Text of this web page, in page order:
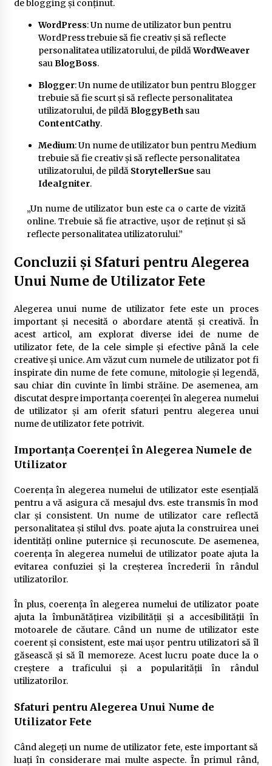
de blogging și conținut.
WordPress: Un nume de utilizator bun pentru
WordPress trebuie să fie creativ și să reflecte
personalitatea utilizatorului, de pildăWordWeaver
sauBlogBoss.
Blogger: Un nume de utilizator bun pentru Blogger
trebuie să fie scurt și să reflecte personalitatea
utilizatorului, de pildăBloggyBethsau
ContentCathy.
Medium: Un nume de utilizator bun pentru Medium
trebuie să fie creativ și să reflecte personalitatea
utilizatorului, de pildă StorytellerSue sau
IdeaIgniter.
„Un nume de utilizator bun este ca o carte de vizită
online. Trebuie să fie atractive, ușor de reținut și să
reflecte personalitatea utilizatorului.”
Concluzii și Sfaturi pentru Alegerea
Unui Nume de Utilizator Fete
Alegerea unui nume de utilizator fete este un proces
important și necesită o abordare atentă și creativă. În
acest articol, am explorat diverse idei de nume de
utilizator fete, de la cele simple și efective până la cele
creative și unice. Am văzut cum numele de utilizator pot fi
inspirate din nume de fete comune, mitologie și legendă,
sau chiar din cuvinte în limbi străine. De asemenea, am
discutat despre importanța coerenței în alegerea numelui
de utilizator și am oferit sfaturi pentru alegerea unui
nume de utilizator fete potrivit.
Importanța Coerenței în Alegerea Numele de
Utilizator
Coerența în alegerea numelui de utilizator este esențială
pentru a vă asigura că mesajul dvs. este transmis în mod
clar și consistent. Un nume de utilizator care reflectă
personalitatea și stilul dvs. poate ajuta la construirea unei
identități online puternice și recunoscute. De asemenea,
coerența în alegerea numelui de utilizator poate ajuta la
evitarea confuziei și la creșterea încrederii în rândul
utilizatorilor.
În plus, coerența în alegerea numelui de utilizator poate
ajuta la îmbunătățirea vizibilității și a accesibilității în
motoarele de căutare. Când un nume de utilizator este
coerent și consistent, este mai ușor pentru utilizatori să îl
găsească și să îl memoreze. Acest lucru poate duce la o
creștere a traficului și a popularității în rândul
utilizatorilor.
Sfaturi pentru Alegerea Unui Nume de
Utilizator Fete
Când alegeți un nume de utilizator fete, este important să
luați în considerare mai multe aspecte. În primul rând,